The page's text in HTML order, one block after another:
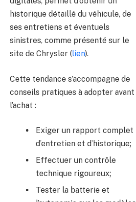
historique détaillé du véhicule, de
ses entretiens et éventuels
sinistres, comme présenté sur le
site de Chrysler (lien).
Cette tendance s’accompagne de
conseils pratiques à adopter avant
l’achat :
Exiger un rapport complet
d’entretien et d’historique;
Effectuer un contrôle
technique rigoureux;
Tester la batterie et